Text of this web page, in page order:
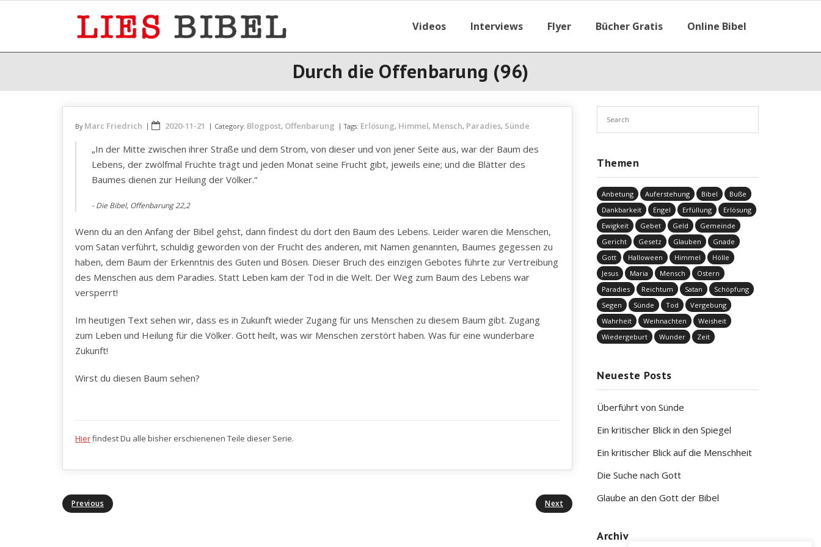
Videos Interviews Flyer Bücher Gratis Online Bibel
Durch die Offenbarung (96)
By Marc Friedrich 2020-11-21 Category: Blogpost, Offenbarung Tags: Erlösung, Himmel, Mensch, Paradies, Sünde
„In der Mitte zwischen ihrer Straße und dem Strom, von dieser und von jener Seite aus, war der Baum des
Lebens, der zwölfmal Früchte trägt und jeden Monat seine Frucht gibt, jeweils eine; und die Blätter des
Baumes dienen zur Heilung der Völker.“
Die Bibel, Offenbarung ‭22,2
Wenn du an den Anfang der Bibel gehst, dann findest du dort den Baum des Lebens. Leider waren die Menschen,
vom Satan verführt, schuldig geworden von der Frucht des anderen, mit Namen genannten, Baumes gegessen zu
haben, dem Baum der Erkenntnis des Guten und Bösen. Dieser Bruch des einzigen Gebotes führte zur Vertreibung
des Menschen aus dem Paradies. Statt Leben kam der Tod in die Welt. Der Weg zum Baum des Lebens war
versperrt!
Im heutigen Text sehen wir, dass es in Zukunft wieder Zugang für uns Menschen zu diesem Baum gibt. Zugang
zum Leben und Heilung für die Völker. Gott heilt, was wir Menschen zerstört haben. Was für eine wunderbare
Zukunft!
Wirst du diesen Baum sehen?
Hierfindest Du alle bisher erschienenen Teile dieser Serie.
Previous Next
Themen
Anbetung Auferstehung Bibel
Buße
Dankbarkeit
Engel Erfüllung
Erlösung
Ewigkeit
Gebet Geld
Gemeinde
Gericht
Gesetz Glauben
Gnade
Gott
Halloween Himmel
Hölle
Jesus
Maria Mensch
Ostern
Paradies
Reichtum Satan
Schöpfung
Segen
Sünde Tod
Vergebung
Wahrheit
Weihnachten
Weisheit
Wiedergeburt
Wunder Zeit
Neueste Posts
Überführt von Sünde
Ein kritischer Blick in den Spiegel
Ein kritischer Blick auf die Menschheit
Die Suche nach Gott
Glaube an den Gott der Bibel
Archiv